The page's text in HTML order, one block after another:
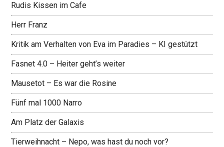
Rudis Kissen im Cafe
Herr Franz
Kritik am Verhalten von Eva im Paradies – KI gestützt
Fasnet 4.0 – Heiter geht’s weiter
Mausetot – Es war die Rosine
Fünf mal 1000 Narro
Am Platz der Galaxis
Tierweihnacht – Nepo, was hast du noch vor?